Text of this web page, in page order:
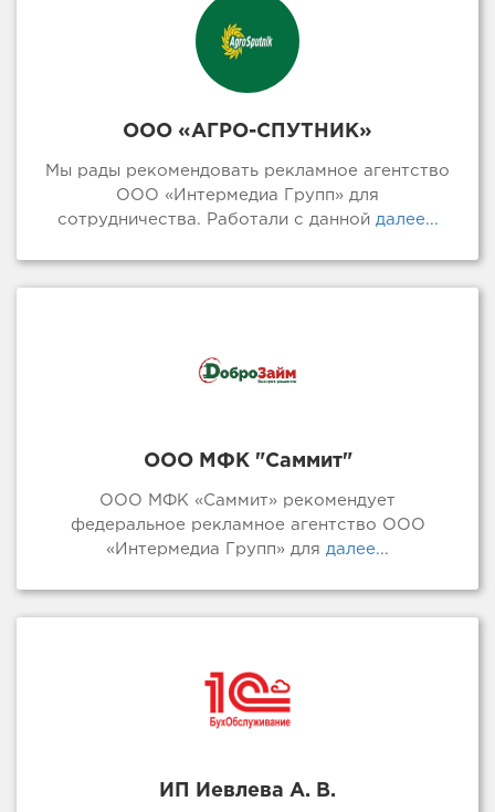
ООО «АГРО-СПУТНИК»
Мы рады рекомендовать рекламное агентство
ООО «Интермедиа Групп» для
сотрудничества. Работали с даннойдалее...
ООО МФК "Саммит"
ООО МФК «Саммит» рекомендует
федеральное рекламное агентство ООО
«Интермедиа Групп» для далее...
ИП Иевлева А. В.